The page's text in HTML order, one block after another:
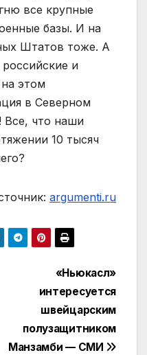
все крупные
базы. И на
Штатов тоже. А
и
этом
в Северном
Все, что наши
10 тысяч
argumenti.ru
«Ньюкасл»
интересуется
швейцарским
полузащитником
Манзамби — СМИ